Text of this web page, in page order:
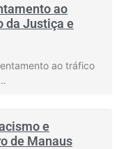
ao
da Justiça e
ao tráfico
e
de Manaus